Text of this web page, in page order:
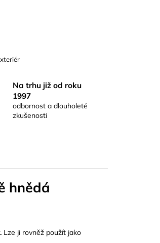
Na trhu již od roku
1997
odbornost a dlouholeté
zkušenosti
hnědá
. Lze ji rovněž použít jako